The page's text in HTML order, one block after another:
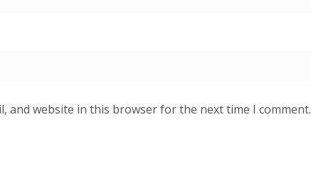
and website in this browser for the next time I comment.